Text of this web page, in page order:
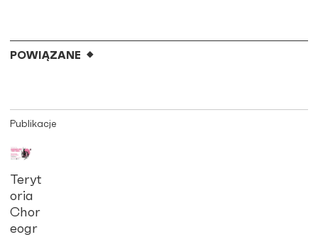
POWIĄZANE
Publikacje
Teryt
oria
Chor
eogr